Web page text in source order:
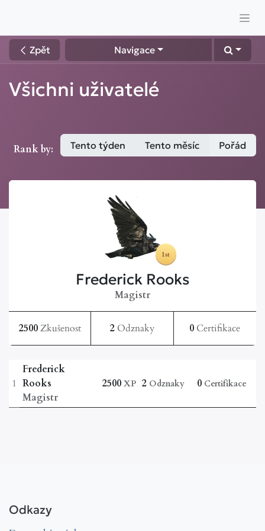
Zpět Navigace
Všichni uživatelé
Rank by: Tento týden Tento měsíc Pořád
Frederick Rooks
Magistr
2500Zkušenost 2 Odznaky 0 Certifikace
1
Frederick
Rooks
Magistr
2500 XP 2 Odznaky 0 Certifikace
Odkazy